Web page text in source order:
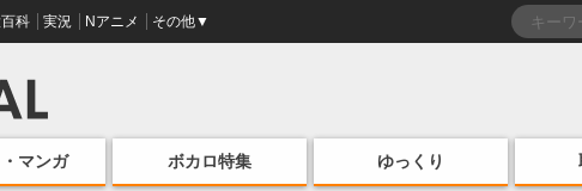
科 実況 Nアニメ その他▼
マンガ ボカロ特集 ゆっくり